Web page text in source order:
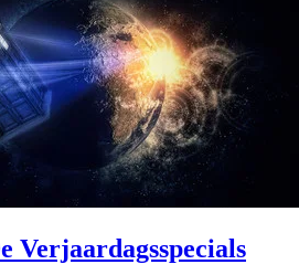
Verjaardagsspecials